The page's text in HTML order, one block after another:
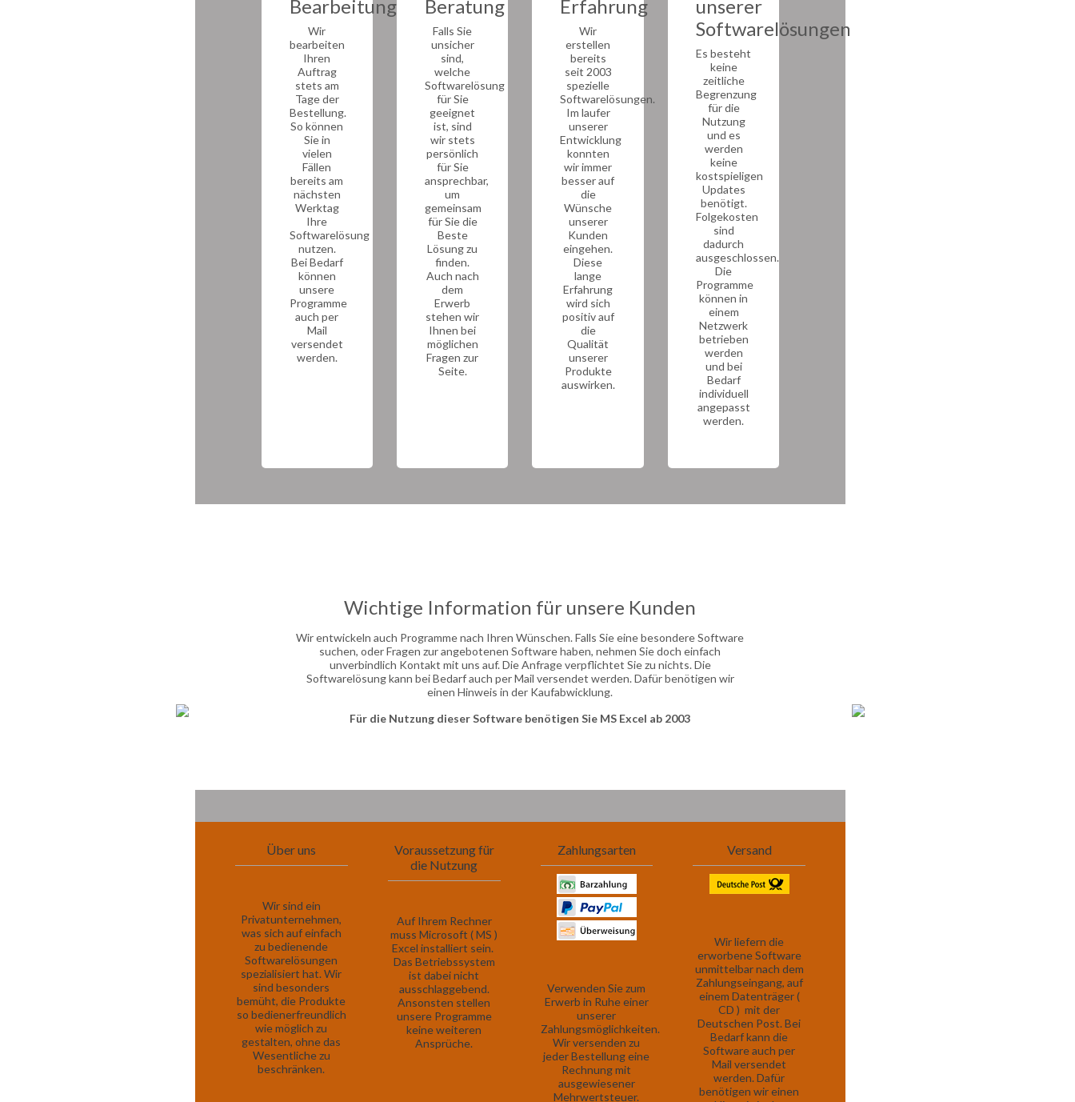
Bearbeitung
Wir
bearbeiten
Ihren
Auftrag
stets am
Tage der
Bestellung.
So können
Sie in
vielen
Fällen
bereits am
nächsten
Werktag
Ihre
Softwarelösung
nutzen.
Bei Bedarf
können
unsere
Programme
auch per
Mail
versendet
werden.
Beratung
Falls Sie
unsicher
sind,
welche
Softwarelösung
für Sie
geeignet
ist, sind
wir stets
persönlich
für Sie
ansprechbar,
um
gemeinsam
für Sie die
Beste
Lösung zu
finden.
Auch nach
dem
Erwerb
stehen wir
Ihnen bei
möglichen
Fragen zur
Seite.
Erfahrung
Wir
erstellen
bereits
seit 2003
spezielle
Softwarelösungen.
Im laufer
unserer
Entwicklung
konnten
wir immer
besser auf
die
Wünsche
unserer
Kunden
eingehen.
Diese
lange
Erfahrung
wird sich
positiv auf
die
Qualität
unserer
Produkte
auswirken.
unserer
Softwarelösungen
Es besteht
keine
zeitliche
Begrenzung
für die
Nutzung
und es
werden
keine
kostspieligen
Updates
benötigt.
Folgekosten
sind
dadurch
ausgeschlossen.
Die
Programme
können in
einem
Netzwerk
betrieben
werden
und bei
Bedarf
individuell
angepasst
werden.
Wichtige Information für unsere Kunden
Wir entwickeln auch Programme nach Ihren Wünschen. Falls Sie eine besondere Software
suchen, oder Fragen zur angebotenen Software haben, nehmen Sie doch einfach
unverbindlich Kontakt mit uns auf. Die Anfrage verpflichtet Sie zu nichts. Die
Softwarelösung kann bei Bedarf auch per Mail versendet werden. Dafür benötigen wir
einen Hinweis in der Kaufabwicklung.
Für die Nutzung dieser Software benötigen Sie MS Excel ab 2003
Über uns
Wir sind ein
Privatunternehmen,
was sich auf einfach
zu bedienende
Softwarelösungen
spezialisiert hat. Wir
sind besonders
bemüht, die Produkte
so bedienerfreundlich
wie möglich zu
gestalten, ohne das
Wesentliche zu
beschränken.
Voraussetzung für
die Nutzung
Auf Ihrem Rechner
muss Microsoft ( MS )
Excel installiert sein.
Das Betriebssystem
ist dabei nicht
ausschlaggebend.
Ansonsten stellen
unsere Programme
keine weiteren
Ansprüche.
Zahlungsarten
Verwenden Sie zum
Erwerb in Ruhe einer
unserer
Zahlungsmöglichkeiten.
Wir versenden zu
jeder Bestellung eine
Rechnung mit
ausgewiesener
Mehrwertsteuer.
Versand
Wir liefern die
erworbene Software
unmittelbar nach dem
Zahlungseingang, auf
einem Datenträger (
CD ) mit der
Deutschen Post. Bei
Bedarf kann die
Software auch per
Mail versendet
werden. Dafür
benötigen wir einen